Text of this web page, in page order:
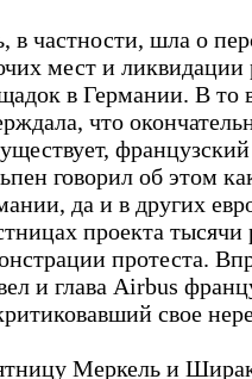
в частности, шла о
мест и ликвидации
в Германии. В то
что
говорил об этом
да и в других
проекта
протеста.
и глава Airbus
свое
Меркель и Ширак